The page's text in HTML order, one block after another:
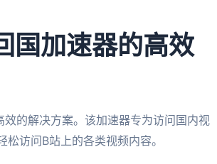
国加速器的高效
的解决方案。该加速器专为访问国内视
访问B站上的各类视频内容。